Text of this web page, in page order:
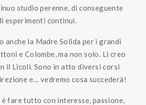
studio perenne, di conseguente
esperimenti continui.
anche la Madre Solida per i grandi
e Colombe, ma non solo. Li creo
il Licoli. Sono in atto diversi corsi
e… vedremo cosa succederà!
fare tutto con interesse, passione,